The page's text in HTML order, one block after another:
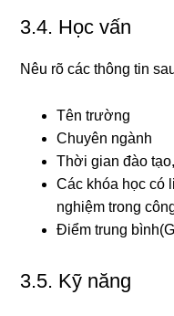
3.4. Học vấn
Nêu rõ các thông tin
Tên trường
Chuyên ngành
Thời gian đào
Các khóa học có
nghiệm trong
Điểm trung
3.5. Kỹ năng